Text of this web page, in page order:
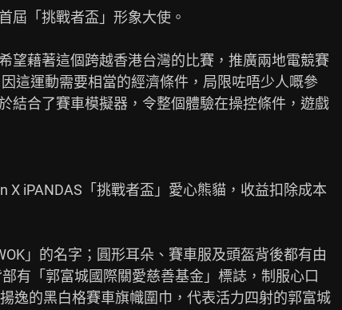
屆「挑戰者盃」形象大使。
望藉著這個跨越香港台灣的比賽，推廣兩地電競賽
這運動需要相當的經濟條件，局限咗唔少人嘅參
結合了賽車模擬器，令整個體驗在操控條件，遊戲
iPANDAS「挑戰者盃」愛心熊貓，收益扣除成本
」的名字；圓形耳朵、賽車服及頭盔背後都有由
有「郭富城國際關愛慈善基金」標誌，制服心口
逸的黑白格賽車旗幟圍巾，代表活力四射的郭富城